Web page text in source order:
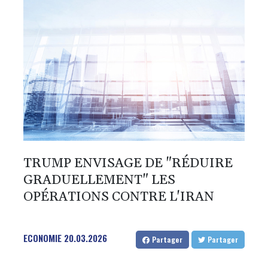
TRUMP ENVISAGE DE "RÉDUIRE
GRADUELLEMENT" LES
OPÉRATIONS CONTRE L'IRAN
ECONOMIE 20.03.2026 Partager Partager